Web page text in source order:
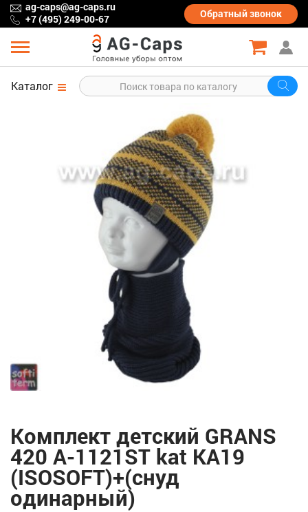
ag-caps@ag-caps.ru
+7 (495) 249-00-67
Обратныйзвонок
Каталог
Комплект детский GRANS
420 A-1121ST kat KA19
(ISOSOFT)+(снуд
одинарный)